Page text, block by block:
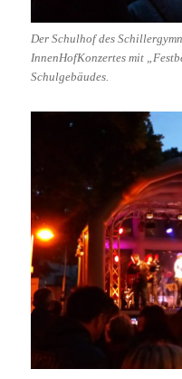
Der Schulhof des
InnenHofKonzertes mit
Schulgebäudes.